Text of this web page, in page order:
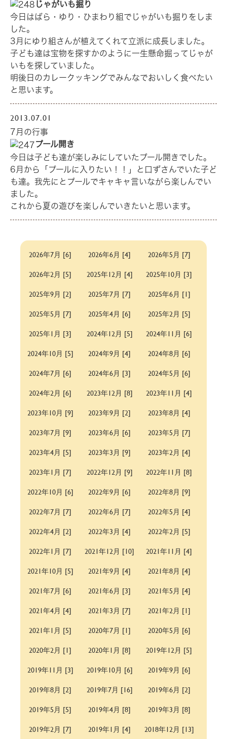
じゃがいも掘り
今日はばら・ゆり・ひまわり組でじゃがいも掘りをしま
した。
3月にゆり組さんが植えてくれて立派に成長しました。
子ども達は宝物を探すかのように一生懸命掘ってじゃが
いもを探していました。
明後日のカレークッキングでみんなでおいしく食べたい
と思います。
2013.07.01
7月の行事
プール開き
今日は子ども達が楽しみにしていたプール開きでした。
6月から「プールに入りたい！！」と口ずさんでいた子ど
も達。我先にとプールでキャキャ言いながら楽しんでい
ました。
これから夏の遊びを楽しんでいきたいと思います。
2026年7月 [6] 2026年6月 [4]
2026年5月 [7]
2026年2月 [5]
2025年12月 [4]
2025年10月 [3]
2025年9月 [2]
2025年7月 [7]
2025年6月 [1]
2025年5月 [7]
2025年4月 [6]
2025年2月 [5]
2025年1月 [3]
2024年12月 [5]
2024年11月 [6]
2024年10月 [5]
2024年9月 [4]
2024年8月 [6]
2024年7月 [6]
2024年6月 [3]
2024年5月 [6]
2024年2月 [6]
2023年12月 [8]
2023年11月 [4]
2023年10月 [9]
2023年9月 [2]
2023年8月 [4]
2023年7月 [9]
2023年6月 [6]
2023年5月 [7]
2023年4月 [5]
2023年3月 [9]
2023年2月 [4]
2023年1月 [7]
2022年12月 [9]
2022年11月 [8]
2022年10月 [6]
2022年9月 [6]
2022年8月 [9]
2022年7月 [7]
2022年6月 [7]
2022年5月 [4]
2022年4月 [2]
2022年3月 [4]
2022年2月 [5]
2022年1月 [7]
2021年12月 [10]
2021年11月 [4]
2021年10月 [5]
2021年9月 [4]
2021年8月 [4]
2021年7月 [6]
2021年6月 [3]
2021年5月 [4]
2021年4月 [4]
2021年3月 [7]
2021年2月 [1]
2021年1月 [5]
2020年7月 [1]
2020年5月 [6]
2020年2月 [1]
2020年1月 [8]
2019年12月 [5]
2019年11月 [3]
2019年10月 [6]
2019年9月 [6]
2019年8月 [2]
2019年7月 [16]
2019年6月 [2]
2019年5月 [5]
2019年4月 [8]
2019年3月 [8]
2019年2月 [7]
2019年1月 [4]
2018年12月 [13]